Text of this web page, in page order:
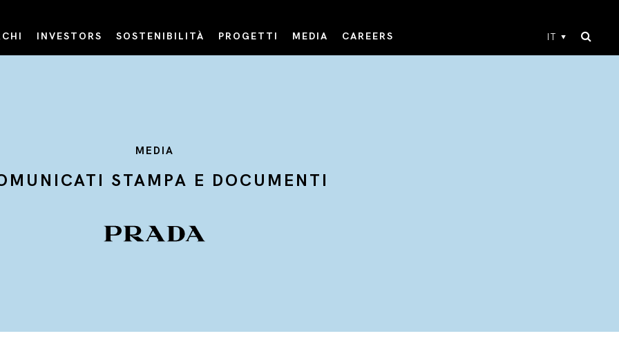
INVESTORS SOSTENIBILITÀ PROGETTI MEDIA CAREERS IT
MEDIA
STAMPA E DOCUMENTI